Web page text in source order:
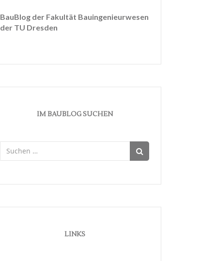
BauBlog der Fakultät Bauingenieurwesen
der TU Dresden
IM BAUBLOG SUCHEN
nach:
LINKS